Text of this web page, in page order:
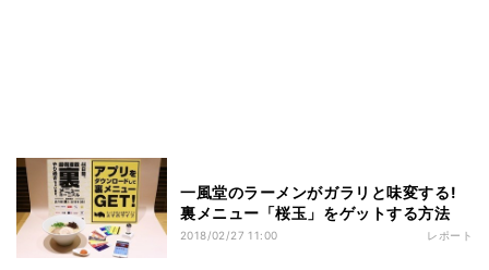
一風堂のラーメンがガラリと味変する!
裏メニュー「桜玉」をゲットする方法
2018/02/27 11:00 レポート